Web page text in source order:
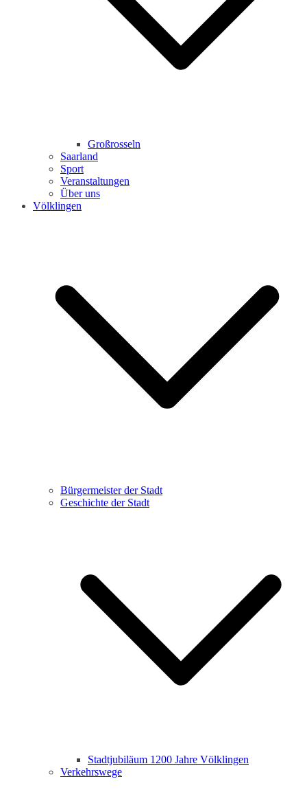
Großrosseln
Saarland
Sport
Veranstaltungen
Über uns
Völklingen
Bürgermeister der Stadt
Geschichte der Stadt
Stadtjubiläum 1200 Jahre Völklingen
Verkehrswege